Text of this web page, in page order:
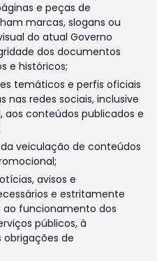
e peças de
marcas, slogans ou
do atual Governo
dos documentos
e históricos;
temáticos e perfis oficiais
nas redes sociais, inclusive
aos conteúdos publicados e
veiculação de conteúdos
avisos e
e estritamente
ao funcionamento dos
públicos, à
de